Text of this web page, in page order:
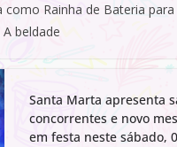
como Rainha de Bateria
beldade
Santa Marta apresenta
concorrentes e novo
em festa neste sábado,